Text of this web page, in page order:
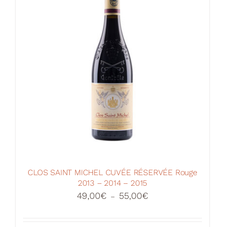
CLOS SAINT MICHEL CUVÉE RÉSERVÉE Rouge
2013 – 2014 – 2015
49,00€ – 55,00€